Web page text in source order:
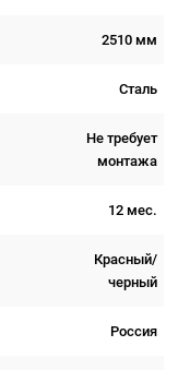
2510 мм
Сталь
Не требует
монтажа
12 мес.
Красный/
черный
Россия